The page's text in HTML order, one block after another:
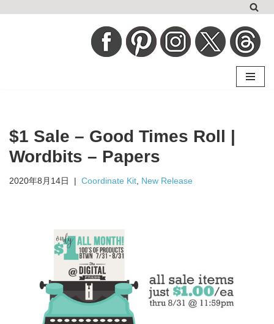
ス
キ
プ
$1 Sale – Good Times Roll |
Wordbits – Papers
2020年8月14日 Coordinate Kit New Release